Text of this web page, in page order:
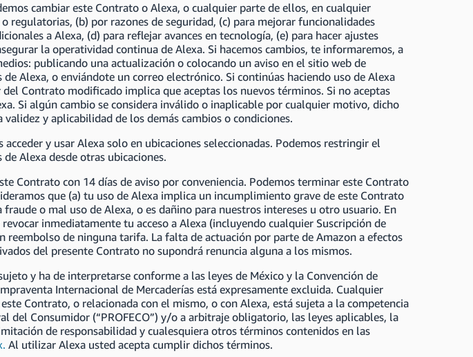
cambiar este Contrato o Alexa, o cualquier parte de ellos, en cualquier
regulatorias, (b) por razones de seguridad, (c) para mejorar funcionalidades
a Alexa, (d) para reflejar avances en tecnología, (e) para hacer ajustes
la operatividad continua de Alexa. Si hacemos cambios, te informaremos, a
publicando una actualización o colocando un aviso en el sitio web de
Alexa, o enviándote un correo electrónico. Si continúas haciendo uso de Alexa
Contrato modificado implica que aceptas los nuevos términos. Si no aceptas
Si algún cambio se considera inválido o inaplicable por cualquier motivo, dicho
y aplicabilidad de los demás cambios o condiciones.
acceder y usar Alexa solo en ubicaciones seleccionadas. Podemos restringir el
Alexa desde otras ubicaciones.
Contrato con 14 días de aviso por conveniencia. Podemos terminar este Contrato
que (a) tu uso de Alexa implica un incumplimiento grave de este Contrato
o mal uso de Alexa, o es dañino para nuestros intereses u otro usuario. En
inmediatamente tu acceso a Alexa (incluyendo cualquier Suscripción de
reembolso de ninguna tarifa. La falta de actuación por parte de Amazon a efectos
del presente Contrato no supondrá renuncia alguna a los mismos.
y ha de interpretarse conforme a las leyes de México y la Convención de
Internacional de Mercaderías está expresamente excluida. Cualquier
Contrato, o relacionada con el mismo, o con Alexa, está sujeta a la competencia
del Consumidor (“PROFECO”) y/o a arbitraje obligatorio, las leyes aplicables, la
de responsabilidad y cualesquiera otros términos contenidos en las
Al utilizar Alexa usted acepta cumplir dichos términos.